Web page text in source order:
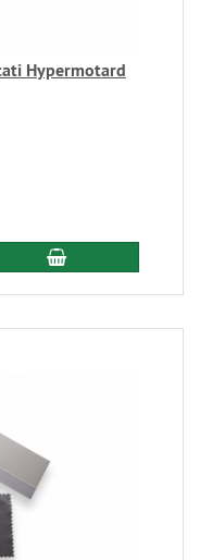
Hypermotard